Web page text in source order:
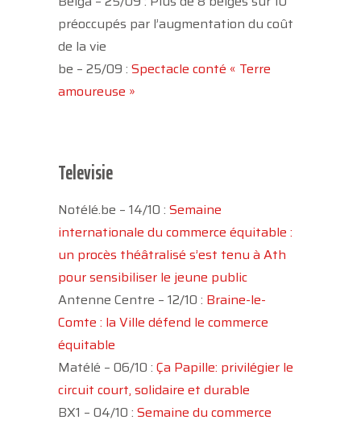
préoccupés par l’augmentation du coût
de la vie
be – 25/09 : Spectacle conté « Terre
amoureuse »
Televisie
Notélé.be – 14/10 : Semaine
internationale du commerce équitable :
un procès théâtralisé s’est tenu à Ath
pour sensibiliser le jeune public
Antenne Centre – 12/10 : Braine-le-
Comte : la Ville défend le commerce
équitable
Matélé – 06/10 : Ça Papille: privilégier le
circuit court, solidaire et durable
BX1 – 04/10 : Semaine du commerce